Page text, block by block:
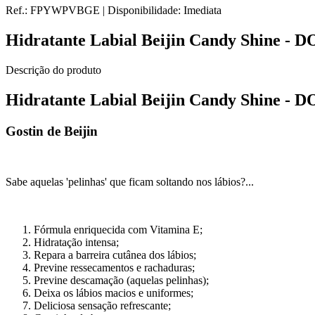
Ref.: FPYWPVBGE | Disponibilidade: Imediata
Hidratante Labial Beijin Candy Shine -
Descrição do produto
Hidratante Labial Beijin Candy Shine -
Gostin de Beijin
Sabe aquelas 'pelinhas' que ficam soltando nos lábios?...
Fórmula enriquecida com Vitamina E;
Hidratação intensa;
Repara a barreira cutânea dos lábios;
Previne ressecamentos e rachaduras;
Previne descamação (aquelas pelinhas);
Deixa os lábios macios e uniformes;
Deliciosa sensação refrescante;